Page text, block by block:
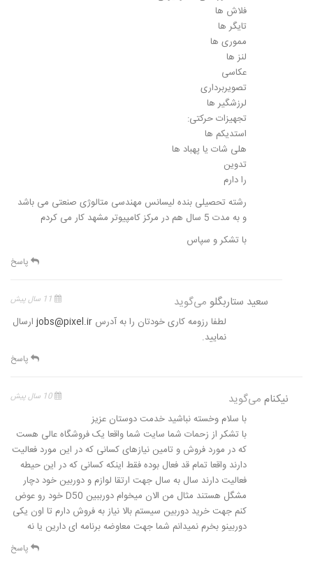
فلاش ها
تایگر ها
مموری ها
لنز ها
عکاسی
تصویربرداری
لرزشگیر ها
تجهیزات حرکتی:
استدیکم ها
هلی شات یا پهباد ها
تدوین
را دارم
رشته تحصیلی بنده لیسانس مهندسی متالوژی صنعتی می باشد
و به مدت 5 سال هم در مرکز کامپیوتر مشهد کار می کردم
با تشکر و سپاس
پاسخ
سعید ستاربگلو می‌گوید
لطفا رزومه کاری خودتان را به آدرسjobs@pixel.ir ارسال
نمایید.
پاسخ
نیکنام می‌گوید
با سلام وخسته نباشید خدمت دوستان عزیز
با تشکر از زحمات شما سایت شما واقعا یک فروشگاه عالی هست
که در مورد فروش و تامین نیازهای کسانی که در این مورد فعالیت
دارند واقعا تمام قد فعال بوده فقط اینکه کسانی که در این حیطه
فعالیت دارند سال به سال جهت ارتقا لوازم و دوربین خود دچار
مشگل هستند مثال من الان میخوام دورببین D50 خود رو عوض
کنم جهت خرید دوربین سیستم بالا نیاز به فروش دارم تا اون یکی
دوربینو بخرم نمیدانم شما جهت معاوضه برنامه ای دارین یا نه
پاسخ